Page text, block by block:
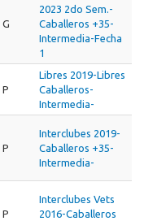
G
2023 2do Sem.-
Caballeros +35-
Intermedia-Fecha
1
P
Libres 2019-Libres
Caballeros-
Intermedia-
P
Interclubes 2019-
Caballeros +35-
Intermedia-
P
Interclubes Vets
2016-Caballeros